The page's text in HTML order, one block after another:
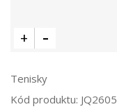
Tenisky
Kód produktu: JQ2605